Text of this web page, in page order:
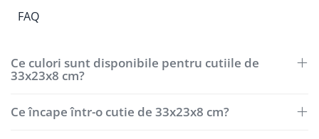
FAQ
Ce culori sunt disponibile pentru cutiile de
33x23x8 cm?
Ce încape într-o cutie de 33x23x8 cm?